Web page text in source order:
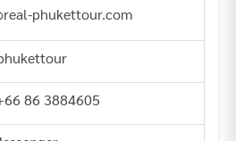
phukettour.com
86 3884605